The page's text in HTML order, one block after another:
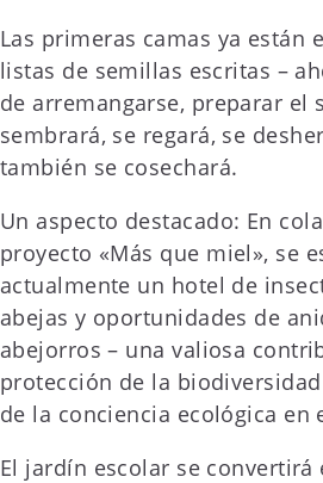
Las primeras camas ya están
listas de semillas escritas –
de arremangarse, preparar el
sembrará, se regará, se
también se cosechará.
Un aspecto destacado: En
proyecto «Más que miel», se
actualmente un hotel de
abejas y oportunidades de
abejorros – una valiosa
protección de la
de la conciencia ecológica en
El jardín escolar se convertirá